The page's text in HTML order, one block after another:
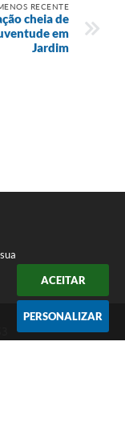
ACEITAR
PERSONALIZAR
RECENTE
cheia de
em
Jardim